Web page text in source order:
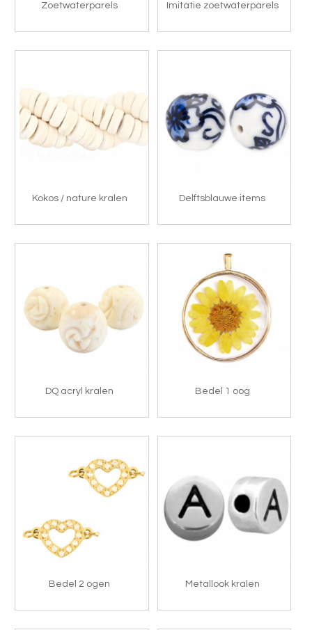
Zoetwaterparels Imitatie zoetwaterparels
Kokos / nature kralen Delftsblauwe items
DQ acryl kralen Bedel 1 oog
Bedel 2 ogen Metallook kralen